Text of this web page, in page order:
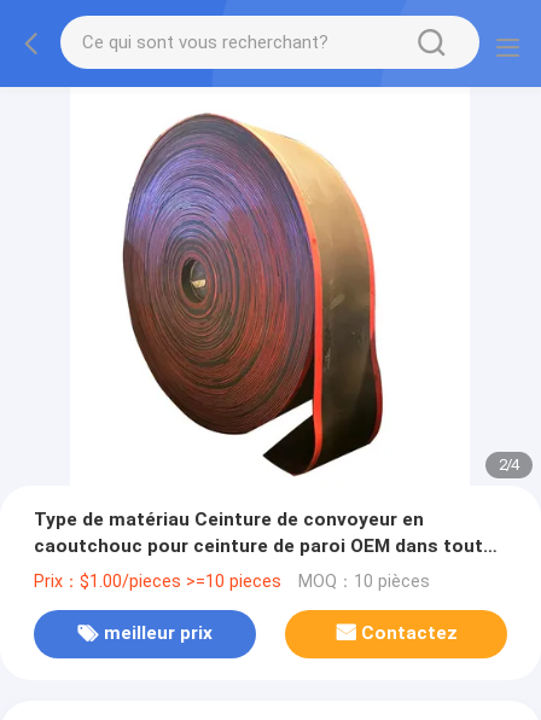
2/4
Type de matériau Ceinture de convoyeur en
caoutchouc pour ceinture de paroi OEM dans toutes
les industries
Prix：$1.00/pieces >=10 pieces MOQ：10 pièces
meilleur prix Contactez